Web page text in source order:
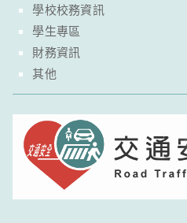
學校校務資訊
學生專區
財務資訊
其他